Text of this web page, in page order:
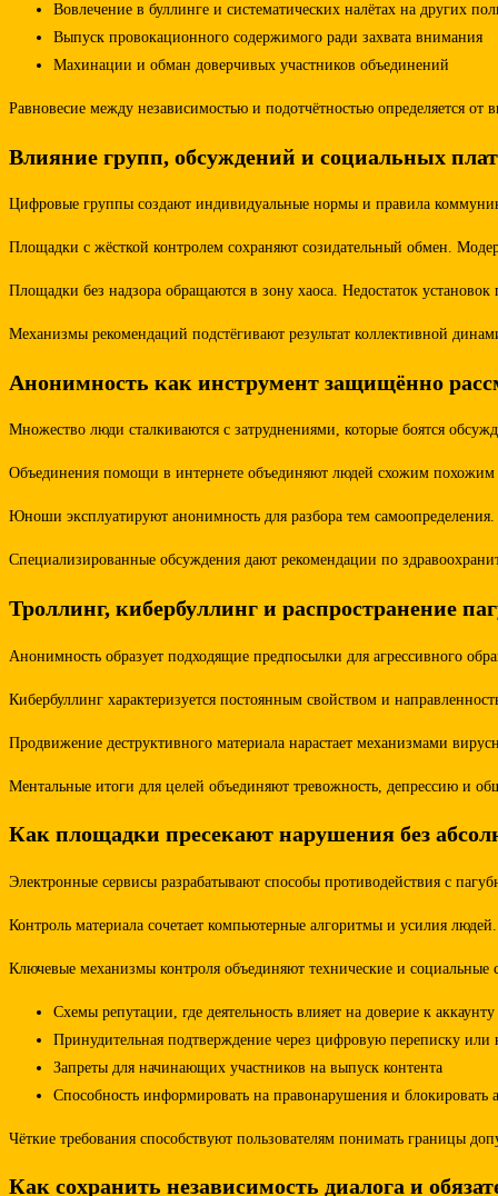
Вовлечение в буллинге и систематических налётах на других
Выпуск провокационного содержимого ради захвата внимания
Махинации и обман доверчивых участников объединений
Равновесие между независимостью и подотчётностью определяется
Влияние групп, обсуждений и социальных
Цифровые группы создают индивидуальные нормы и правила
Площадки с жёсткой контролем сохраняют созидательный обмен.
Площадки без надзора обращаются в зону хаоса. Недостаток
Механизмы рекомендаций подстёгивают результат коллективной
Анонимность как инструмент защищённо
Множество люди сталкиваются с затруднениями, которые боятся
Объединения помощи в интернете объединяют людей схожим похожим
Юноши эксплуатируют анонимность для разбора тем
Специализированные обсуждения дают рекомендации по
Троллинг, кибербуллинг и распространение
Анонимность образует подходящие предпосылки для агрессивного
Кибербуллинг характеризуется постоянным свойством и
Продвижение деструктивного материала нарастает механизмами
Ментальные итоги для целей объединяют тревожность, депрессию и
Как площадки пресекают нарушения без
Электронные сервисы разрабатывают способы противодействия с
Контроль материала сочетает компьютерные алгоритмы и усилия
Ключевые механизмы контроля объединяют технические и социальные
Схемы репутации, где деятельность влияет на доверие к аккаунту
Принудительная подтверждение через цифровую переписку или
Запреты для начинающих участников на выпуск контента
Способность информировать на правонарушения и блокировать
Чёткие требования способствуют пользователям понимать границы
Как сохранить независимость диалога и